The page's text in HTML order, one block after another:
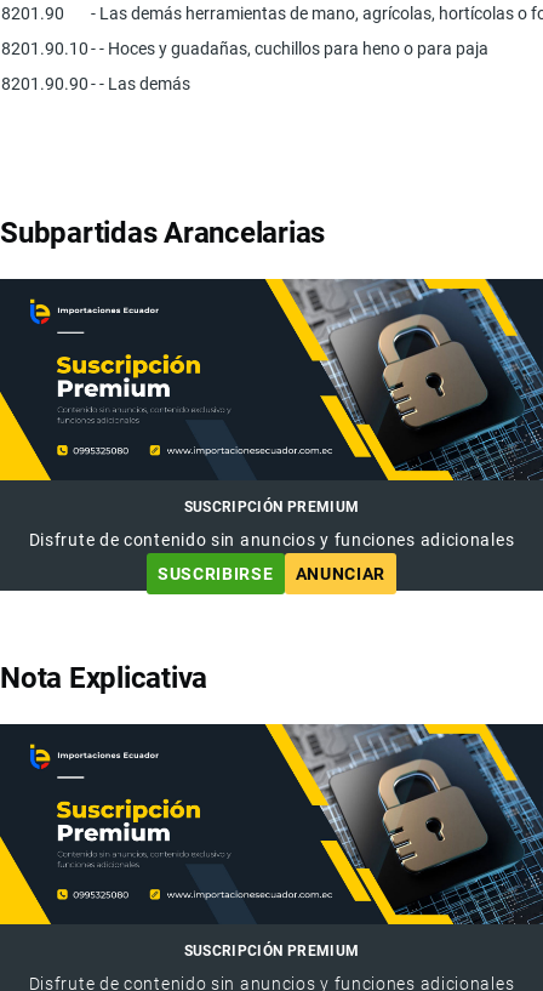
8201.90
- Las demás herramientas de mano, agrícolas, hortícolas o
8201.90.10- - Hoces y guadañas, cuchillos para heno o para paja
8201.90.90- - Las demás
Subpartidas Arancelarias
SUSCRIPCIÓN PREMIUM
Disfrute de contenido sin anuncios y funciones adicionales
SUSCRIBIRSE
ANUNCIAR
Nota Explicativa
SUSCRIPCIÓN PREMIUM
Disfrute de contenido sin anuncios y funciones adicionales